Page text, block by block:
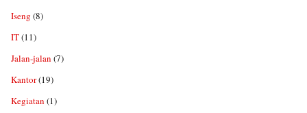
Iseng (8)
IT(11)
Jalan-jalan (7)
Kantor(19)
Kegiatan (1)